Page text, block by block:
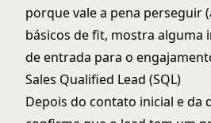
porque vale a pena perseguir
básicos de fit, mostra alguma
de entrada para o
Sales Qualified Lead (SQL)
Depois do contato inicial e da